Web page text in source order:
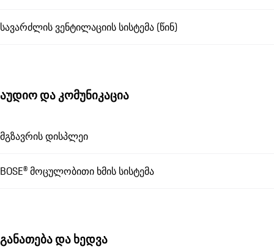
სავარძლის ვენტილაციის სისტემა (წინ)
აუდიო და კომუნიკაცია
მგზავრის დისპლეი
BOSE® მოცულობითი ხმის სისტემა
განათება და ხედვა